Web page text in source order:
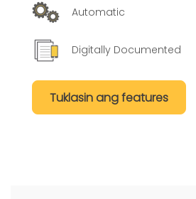
Automatic
Digitally Documented
Tuklasin ang features